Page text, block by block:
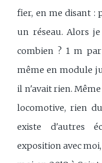
fier, en me disant :
un réseau. Alors
combien ? 1 m
même en module
il n'avait rien.
locomotive, rien
existe d'autres
exposition avec